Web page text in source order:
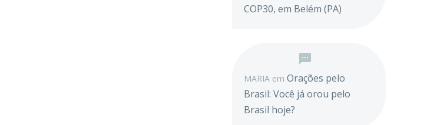
COP30, em Belém (PA)
MARIA em Orações pelo
Brasil: Você já orou pelo
Brasil hoje?